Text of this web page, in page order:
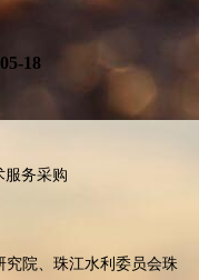
18
服务采购
究院 、珠江水利委员会珠